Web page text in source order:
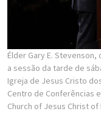
Élder Gary E.
a sessão da tarde de
Igreja de Jesus Cristo
Centro de Conferências
Church of Jesus Christ